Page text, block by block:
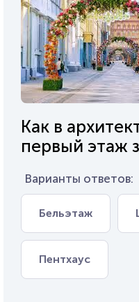
Как в
первый этаж
Варианты ответов:
Бельэтаж
Пентхаус